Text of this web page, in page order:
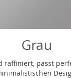
Grau
raffiniert, passt